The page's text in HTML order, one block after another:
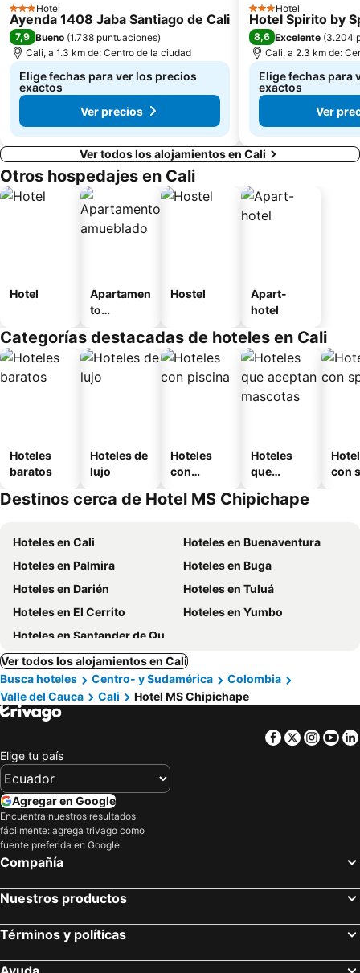
3 Estrellas
Hotel
Ayenda 1408 Jaba Santiago de Cali
7,9 Bueno (1.738 puntuaciones)
Cali, a 1.3 km de: Centro de la ciudad
Elige fechas para ver los precios
exactos
Ver precios
3 Estrellas
Hotel
Hotel Spirito by
8,6 Excelente (3.204
Cali, a 2.3 km de:
Elige fechas para
exactos
Ver
Ver todos los alojamientos en Cali
Otros hospedajes en Cali
Hotel
Apartamen
to
o
Hostel
Apart-
hotel
Categorías destacadas de hoteles en Cali
Hoteles
baratos
Hoteles de
lujo
Hoteles
con
Hoteles
que
mascotas
con
Destinos cerca de Hotel MS Chipichape
Hoteles en Cali
Hoteles en Buenaventura
Hoteles en Palmira
Hoteles en Buga
Hoteles en Darién
Hoteles en Tuluá
Hoteles en El Cerrito
Hoteles en Yumbo
Hoteles en Santander de Quilichao
Ver todos los alojamientos en Cali
Busca hoteles
Centro- y Sudamérica
Colombia
Valle del Cauca
Cali Hotel MS Chipichape
Facebook
Twitter
Elige tu país
Agregar en Google
Encuentra nuestros resultados
fácilmente: agrega trivago como
fuente preferida en Google.
Compañía
Nuestros productos
Términos y políticas